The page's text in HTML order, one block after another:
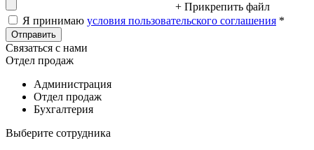
+ Прикрепить файл
Я принимаю условия пользовательского соглашения *
Отправить
Связаться с нами
Отдел продаж
Администрация
Отдел продаж
Бухгалтерия
Выберите сотрудника